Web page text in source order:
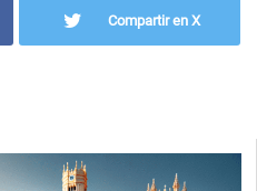
Compartir en X